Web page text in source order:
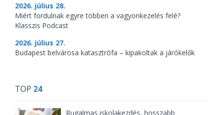
2026. július 28.
Miért fordulnak egyre többen a vagyonkezelés felé?
Klasszis Podcast
2026. július 27.
Budapest belvárosa katasztrófa – kipakoltak a járókelők
TOP 24
Rugalmas iskolakezdés, hosszabb